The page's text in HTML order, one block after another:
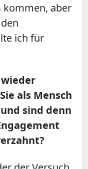
kommen, aber
ich für
als Mensch
sind denn